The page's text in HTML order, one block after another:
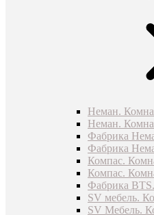
Неман.
Неман.
Фабрика
Фабрика
Компас.
Компас.
Фабрика
SV мебель.
SV Мебель.